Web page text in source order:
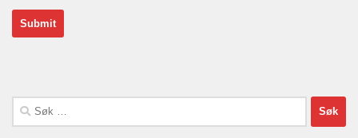
Søk
etter: